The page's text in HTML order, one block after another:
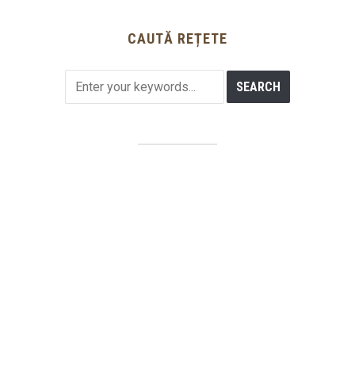
CAUTĂ REȚETE